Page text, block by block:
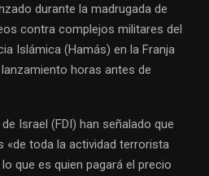
durante la madrugada de
contra complejos militares del
Islámica (Hamás) en la Franja
horas antes de
Israel (FDI) han señalado que
«de toda la actividad terrorista
que es quien pagará el precio